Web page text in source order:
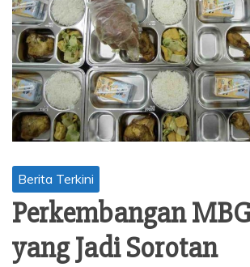
Berita Terkini
Perkembangan
yang Jadi Sorotan